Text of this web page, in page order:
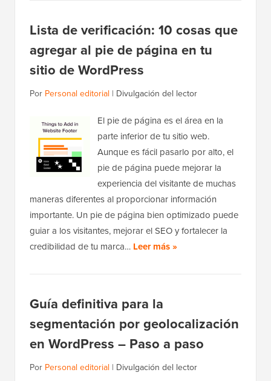
Lista de verificación: 10 cosas que
agregar al pie de página en tu
sitio de WordPress
Por Personal editorial | Divulgación del lector
El pie de página es el área en la
parte inferior de tu sitio web.
Aunque es fácil pasarlo por alto, el
pie de página puede mejorar la
experiencia del visitante de muchas
maneras diferentes al proporcionar información
importante. Un pie de página bien optimizado puede
guiar a los visitantes, mejorar el SEO y fortalecer la
credibilidad de tu marca… Leer más »
Guía definitiva para la
segmentación por geolocalización
en WordPress – Paso a paso
Por Personal editorial | Divulgación del lector